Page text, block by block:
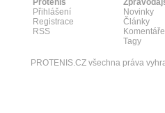
Protenis
Přihlášení
Registrace
RSS
Novinky
Články
Komentáře
Tagy
PROTENIS.CZ všechna práva